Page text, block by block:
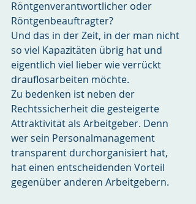
Röntgenverantwortlicher oder
Röntgenbeauftragter?
Und das in der Zeit, in der man nicht
so viel Kapazitäten übrig hat und
eigentlich viel lieber wie verrückt
drauflosarbeiten möchte.
Zu bedenken ist neben der
Rechtssicherheit die gesteigerte
Attraktivität als Arbeitgeber. Denn
wer sein Personalmanagement
transparent durchorganisiert hat,
hat einen entscheidenden Vorteil
gegenüber anderen Arbeitgebern.